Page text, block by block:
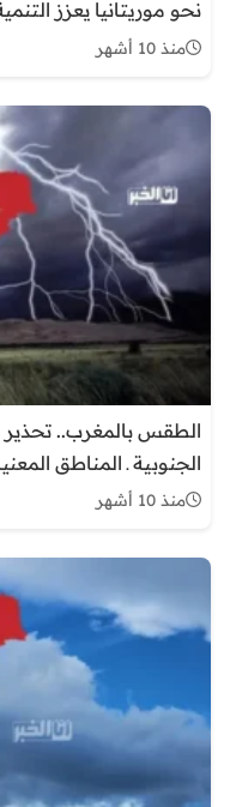
نحو موريتانيا يعزز
منذ 10 أشهر
الطقس بالمغرب.. تحذير
الجنوبية ـ المناطق
منذ 10 أشهر